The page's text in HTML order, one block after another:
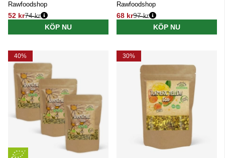
Rawfoodshop
52 kr
Ordinarie pris:
74 kr
KÖP NU
Rawfoodshop
68 kr
Ordinarie pris:
97 kr
KÖP NU
40% 30%